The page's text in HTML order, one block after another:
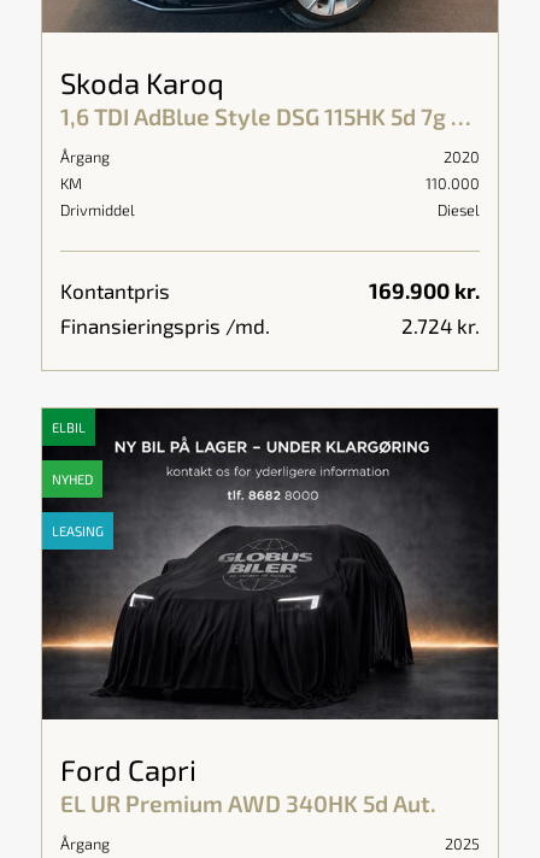
Skoda Karoq
1,6 TDI AdBlue Style DSG 115HK 5d 7g Aut.
169.900 kr.
Kontantpris
2.724 kr.
Finansieringspris /md.
2020
Årgang
110.000
KM
Diesel
Drivmiddel
ELBIL
NYHED
LEASING
Ford Capri
EL UR Premium AWD 340HK 5d Aut.
2025
Årgang